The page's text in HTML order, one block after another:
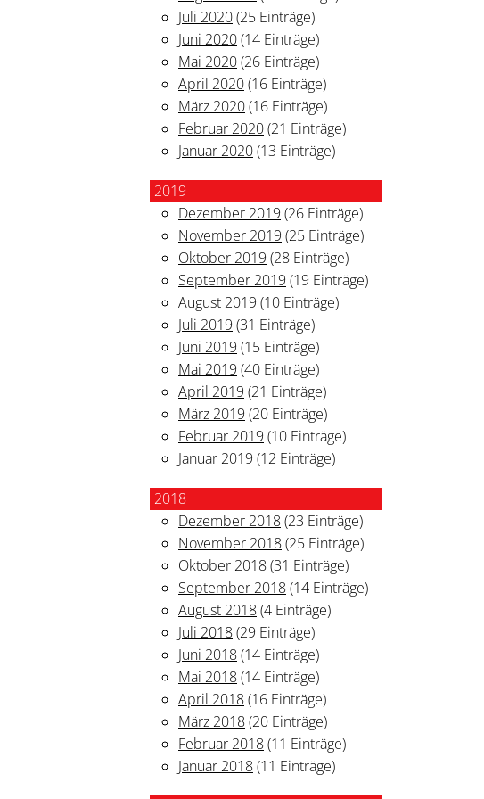
Juli 2020(25 Einträge)
Juni 2020(14 Einträge)
Mai 2020(26 Einträge)
April 2020(16 Einträge)
März 2020(16 Einträge)
Februar 2020(21 Einträge)
Januar 2020(13 Einträge)
2019
Dezember 2019 (26 Einträge)
November 2019 (25 Einträge)
Oktober 2019 (28 Einträge)
September 2019 (19 Einträge)
August 2019 (10 Einträge)
Juli 2019 (31 Einträge)
Juni 2019 (15 Einträge)
Mai 2019 (40 Einträge)
April 2019 (21 Einträge)
März 2019 (20 Einträge)
Februar 2019 (10 Einträge)
Januar 2019 (12 Einträge)
2018
Dezember 2018(23 Einträge)
November 2018(25 Einträge)
Oktober 2018(31 Einträge)
September 2018(14 Einträge)
August 2018(4 Einträge)
Juli 2018(29 Einträge)
Juni 2018(14 Einträge)
Mai 2018(14 Einträge)
April 2018(16 Einträge)
März 2018(20 Einträge)
Februar 2018(11 Einträge)
Januar 2018(11 Einträge)